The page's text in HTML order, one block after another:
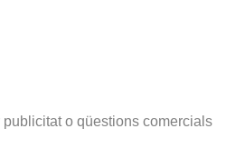
o qüestions comercials